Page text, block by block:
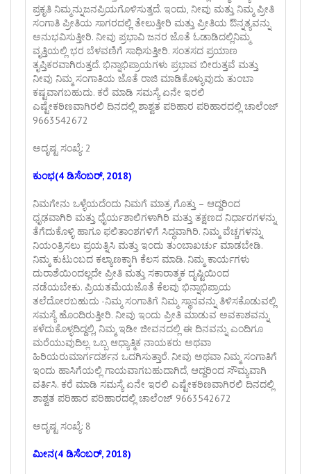
ಪ್ರಕೃತಿ ನಿಮ್ಮನ್ನುಜನಪ್ರಿಯಗೊಳಿಸುತ್ತದೆ. ಇಂದು, ನೀವು ಮತ್ತು ನಿಮ್ಮ ಪ್ರೀತಿ
ಸಂಗಾತಿ ಪ್ರೀತಿಯ ಸಾಗರದಲ್ಲಿ ತೇಲುತ್ತೀರಿ ಮತ್ತು ಪ್ರೀತಿಯ ಔನ್ನತ್ಯವನ್ನು
ಅನುಭವಿಸುತ್ತೀರಿ. ನೀವು ಪ್ರಭಾವಿ ಜನರ ಜೊತೆ ಓಡಾಡಿದಲ್ಲಿನಿಮ್ಮ
ವೃತ್ತಿಯಲ್ಲಿ ಭರ ಬೆಳವಣಿಗೆ ಸಾಧಿಸುತ್ತೀರಿ. ಸಂತಸದ ಪ್ರಯಾಣ
ತೃಪ್ತಿಕರವಾಗಿರುತ್ತದೆ. ಭಿನ್ನಾಭಿಪ್ರಾಯಗಳು ಪ್ರಭಾವ ಬೀರುತ್ತವೆ ಮತ್ತು
ನೀವು ನಿಮ್ಮ ಸಂಗಾತಿಯ ಜೊತೆ ರಾಜಿ ಮಾಡಿಕೊಳ್ಳುವುದು ತುಂಬಾ
ಕಷ್ಟವಾಗಬಹುದು. ಕರೆ ಮಾಡಿ ಸಮಸ್ಯೆ ಏನೇ ಇರಲಿ
ಎಷ್ಟೇಕಠಿಣವಾಗಿರಲಿ ದಿನದಲ್ಲಿ ಶಾಶ್ವತ ಪರಿಹಾರ ಪರಿಹಾರದಲ್ಲಿ ಚಾಲೆಂಜ್
9663542672
ಅದೃಷ್ಟ ಸಂಖ್ಯೆ: 2
ಕುಂಭ(4 ಡಿಸೆಂಬರ್, 2018)
ನಿಮಗೇನು ಒಳ್ಳೆಯದೆಂದು ನಿಮಗೆ ಮಾತ್ರ ಗೊತ್ತು – ಆದ್ದರಿಂದ
ಧೃಢವಾಗಿರಿ ಮತ್ತು ಧೈರ್ಯಶಾಲಿಗಳಾಗಿರಿ ಮತ್ತು ತಕ್ಷಣದ ನಿರ್ಧಾರಗಳನ್ನು
ತೆಗೆದುಕೊಳ್ಳಿ ಹಾಗೂ ಫಲಿತಾಂಶಗಳಿಗೆ ಸಿದ್ಧವಾಗಿರಿ. ನಿಮ್ಮ ವೆಚ್ಚಗಳನ್ನು
ನಿಯಂತ್ರಿಸಲು ಪ್ರಯತ್ನಿಸಿ ಮತ್ತು ಇಂದು ತುಂಬಾಖರ್ಚು ಮಾಡಬೇಡಿ.
ನಿಮ್ಮ ಕುಟುಂಬದ ಕಲ್ಯಾಣಕ್ಕಾಗಿ ಕೆಲಸ ಮಾಡಿ. ನಿಮ್ಮ ಕಾರ್ಯಗಳು
ದುರಾಶೆಯಿಂದಲ್ಲದೇ ಪ್ರೀತಿ ಮತ್ತು ಸಕಾರಾತ್ಮಕ ದೃಷ್ಟಿಯಿಂದ
ನಡೆಯಬೇಕು. ಪ್ರಿಯತಮೆಯಜೊತೆ ಕೆಲವು ಭಿನ್ನಾಭಿಪ್ರಾಯ
ತಲೆದೋರಬಹುದು -ನಿಮ್ಮ ಸಂಗಾತಿಗೆ ನಿಮ್ಮ ಸ್ಥಾನವನ್ನು ತಿಳಿಸಕೊಡುವಲ್ಲಿ
ಸಮಸ್ಯೆ ಹೊಂದಿರುತ್ತೀರಿ. ನೀವು ಇಂದು ಪ್ರೀತಿ ಮಾಡುವ ಅವಕಾಶವನ್ನು
ಕಳೆದುಕೊಳ್ಳದಿದ್ದಲ್ಲಿ, ನಿಮ್ಮ ಇಡೀ ಜೀವನದಲ್ಲಿ ಈ ದಿನವನ್ನು ಎಂದಿಗೂ
ಮರೆಯುವುದಿಲ್ಲ. ಒಬ್ಬ ಆಧ್ಯಾತ್ಮಿಕ ನಾಯಕರು ಅಥವಾ
ಹಿರಿಯರುಮಾರ್ಗದರ್ಶನ ಒದಗಿಸುತ್ತಾರೆ. ನೀವು ಅಥವಾ ನಿಮ್ಮ ಸಂಗಾತಿಗೆ
ಇಂದು ಹಾಸಿಗೆಯಲ್ಲಿ ಗಾಯವಾಗಬಹುದಾಗಿದೆ, ಆದ್ದರಿಂದ ಸೌಮ್ಯವಾಗಿ
ವರ್ತಿಸಿ. ಕರೆ ಮಾಡಿ ಸಮಸ್ಯೆ ಏನೇ ಇರಲಿ ಎಷ್ಟೇಕಠಿಣವಾಗಿರಲಿ ದಿನದಲ್ಲಿ
ಶಾಶ್ವತ ಪರಿಹಾರ ಪರಿಹಾರದಲ್ಲಿ ಚಾಲೆಂಜ್ 9663542672
ಅದೃಷ್ಟ ಸಂಖ್ಯೆ: 8
ಮೀನ(4 ಡಿಸೆಂಬರ್, 2018)